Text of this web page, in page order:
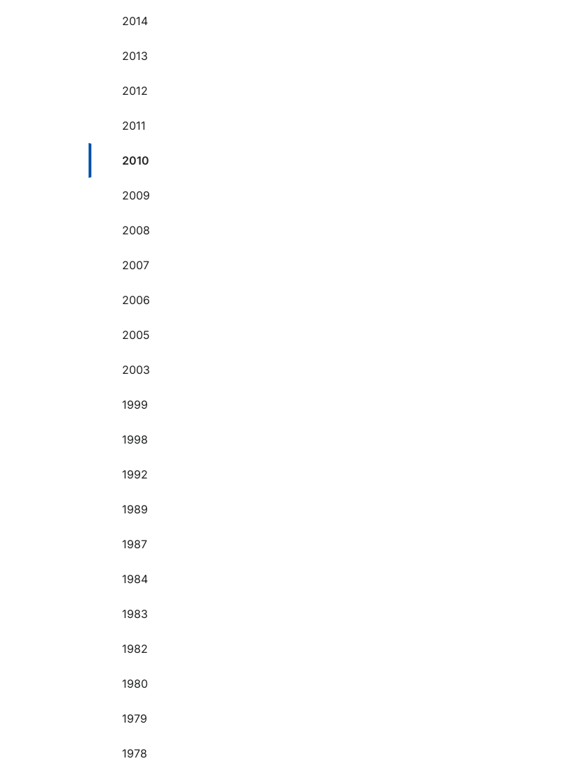
2014
2013
2012
2011
2010
2009
2008
2007
2006
2005
2003
1999
1998
1992
1989
1987
1984
1983
1982
1980
1979
1978